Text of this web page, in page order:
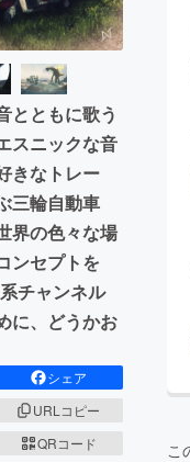
ス・起業
くり・地域活性化
for Social Good
ふるさと納税
とともに歌う
スニックな音
きなトレー
三輪自動車
界の色々な場
ンセプトを
チャンネル
に、どうかお
シェア
URLコピー
QRコード
こ